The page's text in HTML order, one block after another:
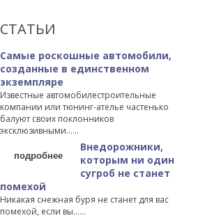
СТАТЬИ
Самые роскошные автомобили,
созданные в единственном
экземпляре
Известные автомобилестроительные
компании или тюнинг-ателье частенько
балуют своих поклонников
эксклюзивными…...
подробнее
Внедорожники,
которым ни один
сугроб не станет
помехой
Никакая снежная буря не станет для вас
помехой, если вы…...